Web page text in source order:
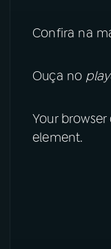
Confira na
Ouça no
Your
element.